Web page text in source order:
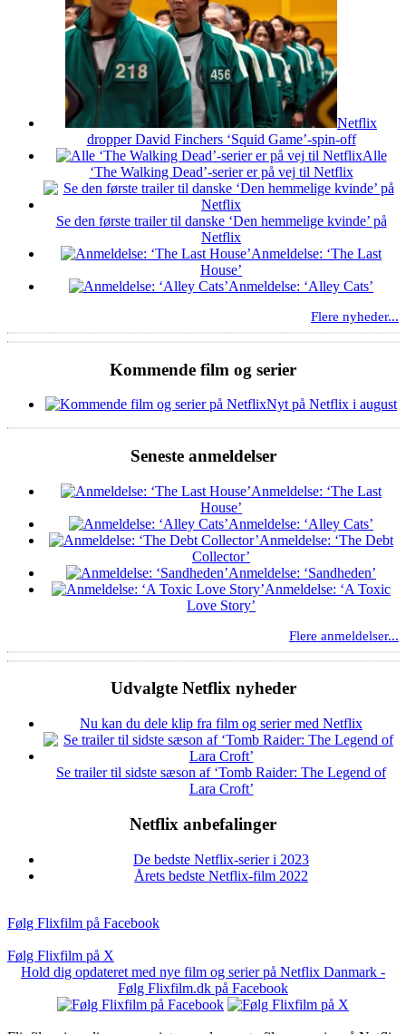
Netflix
dropper David Finchers ‘Squid Game’-spin-off
Alle
‘The Walking Dead’-serier er på vej til Netflix
Se den første trailer til danske ‘Den hemmelige kvinde’ på
Netflix
Anmeldelse: ‘The Last
House’
Anmeldelse: ‘Alley Cats’
Flere nyheder...
Kommende film og serier
Nyt på Netflix i august
Seneste anmeldelser
Anmeldelse: ‘The Last
House’
Anmeldelse: ‘Alley Cats’
Anmeldelse: ‘The Debt
Collector’
Anmeldelse: ‘Sandheden’
Anmeldelse: ‘A Toxic
Love Story’
Flere anmeldelser...
Udvalgte Netflix nyheder
Nu kan du dele klip fra film og serier med Netflix
Se trailer til sidste sæson af ‘Tomb Raider: The Legend of
Lara Croft’
Netflix anbefalinger
De bedste Netflix-serier i 2023
Årets bedste Netflix-film 2022
Følg Flixfilm på Facebook
Følg Flixfilm på X
Hold dig opdateret med nye film og serier på Netflix Danmark -
Følg Flixfilm.dk på Facebook